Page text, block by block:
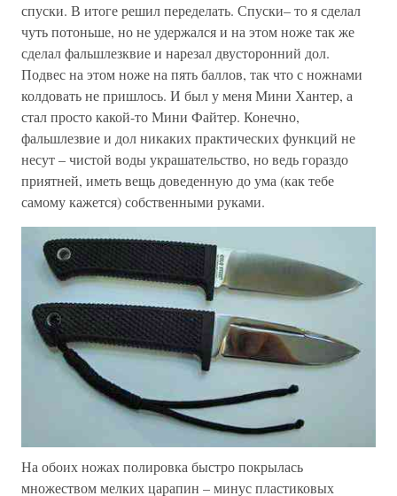
спуски. В итоге решил переделать. Спуски– то я сделал
чуть потоньше, но не удержался и на этом ноже так же
сделал фальшлезквие и нарезал двусторонний дол.
Подвес на этом ноже на пять баллов, так что с ножнами
колдовать не пришлось. И был у меня Мини Хантер, а
стал просто какой-то Мини Файтер. Конечно,
фальшлезвие и дол никаких практических функций не
несут – чистой воды украшательство, но ведь гораздо
приятней, иметь вещь доведенную до ума (как тебе
самому кажется) собственными руками.
На обоих ножах полировка быстро покрылась
множеством мелких царапин – минус пластиковых